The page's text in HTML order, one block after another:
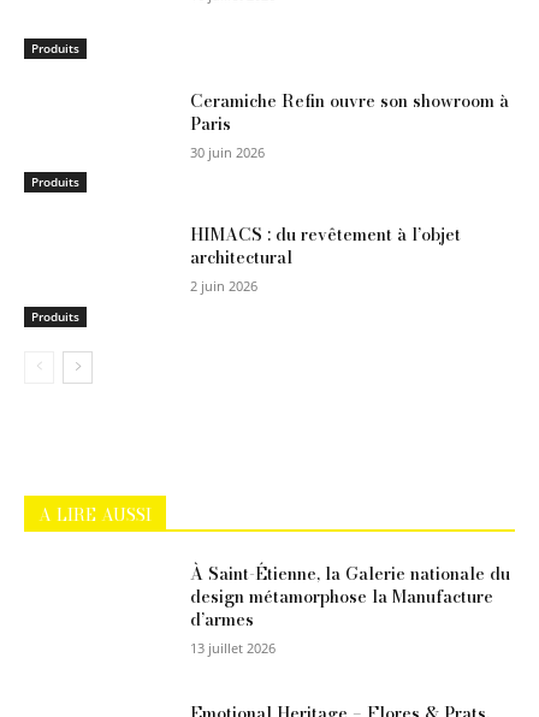
Produits
Produits
Ceramiche Refin ouvre son showroom à
Paris
30 juin 2026
Produits
HIMACS : du revêtement à l’objet
architectural
2 juin 2026
A LIRE AUSSI
À Saint-Étienne, la Galerie nationale du
design métamorphose la Manufacture
d’armes
13 juillet 2026